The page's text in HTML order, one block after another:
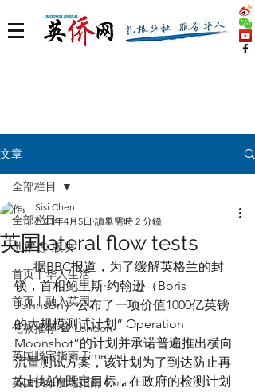
文章
全部栏目
世界 🌎 版块
首页丨华人生活
首页丨融入英国
伦敦推荐 🎡 London
英国脱宅指南 Time out
英国快乐肥宅指南 Cola
全部栏目
英国lateral flow tests
Sisi Chen
2021年4月5日 讀畢需時 2 分鐘
      据BBC报道，为了缓解英格兰的封
锁，首相鲍里斯·约翰逊（Boris
Johnson）公布了一项价值1000亿英镑
的大规模测试计划“ Operation
Moonshot”的计划并承诺普遍推出横向
流量测试方案，该计划为了到达防止再
次封城的既定目标，在政府的检测计划